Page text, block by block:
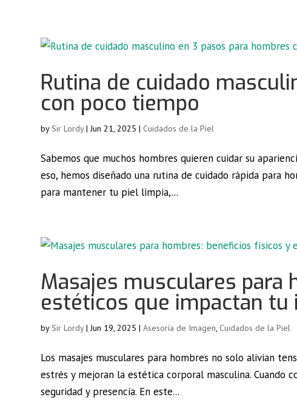
Rutina de cuidado
con poco tiempo
bySir Lordy|Jun 21, 2025 | Cuidados de la Piel
Sabemos que muchos hombres quieren cuidar su
eso, hemos diseñado una rutina de cuidado rápida para
para mantener tu piel limpia,...
Masajes musculares para
estéticos que impactan tu
bySir Lordy|Jun 19, 2025 |Asesoría de Imagen, Cuidados de la Piel
Los masajes musculares para hombres no solo alivian
estrés y mejoran la estética corporal masculina. Cuando
seguridad y presencia. En este...